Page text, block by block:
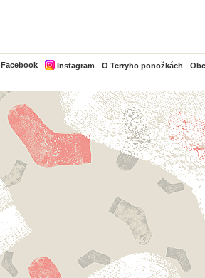
Facebook Instagram O Terryho ponožkách